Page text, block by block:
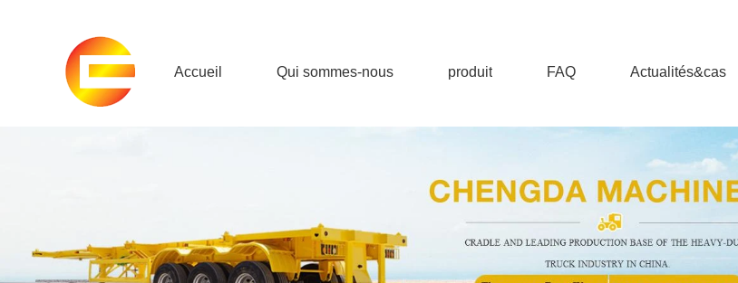
Accueil Qui sommes-nous produit FAQ Actualités&cas